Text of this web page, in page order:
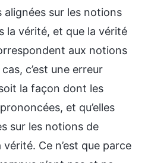
alignées sur les notions
la vérité, et que la vérité
aux notions
c’est une erreur
la façon dont les
et qu’elles
sur les notions de
vérité. Ce n’est que parce